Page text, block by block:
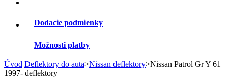
Dodacie podmienky
Možnosti platby
Úvod Deflektory do auta>Nissan deflektory>Nissan Patrol Gr Y 61
1997- deflektory